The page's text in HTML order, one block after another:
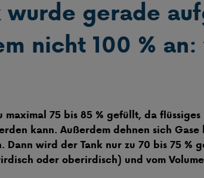
wurde gerade
nicht 100 %
maximal 75 bis 85 % gefüllt, da
kann. Außerdem dehnen sich Gase
Dann wird der Tank nur zu 70 bis 75 %
oder oberirdisch) und vom